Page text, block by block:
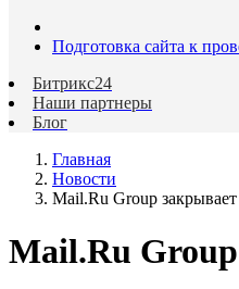
Подготовка сайта к
Битрикс24
Наши партнеры
Блог
Главная
Новости
Mail.Ru Group
Mail.Ru